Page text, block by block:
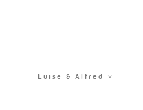
Luise & Alfred